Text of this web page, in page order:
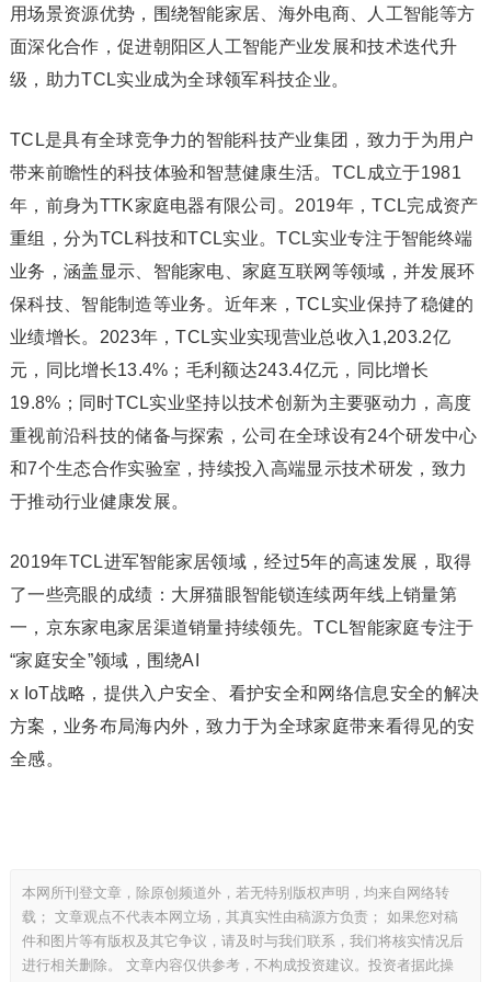
用场景资源优势，围绕智能家居、海外电商、人工智能等方
面深化合作，促进朝阳区人工智能产业发展和技术迭代升
级，助力TCL实业成为全球领军科技企业。
TCL是具有全球竞争力的智能科技产业集团，致力于为用户
带来前瞻性的科技体验和智慧健康生活。TCL成立于1981
年，前身为TTK家庭电器有限公司。2019年，TCL完成资产
重组，分为TCL科技和TCL实业。TCL实业专注于智能终端
业务，涵盖显示、智能家电、家庭互联网等领域，并发展环
保科技、智能制造等业务。近年来，TCL实业保持了稳健的
业绩增长。2023年，TCL实业实现营业总收入1,203.2亿
元，同比增长13.4%；毛利额达243.4亿元，同比增长
19.8%；同时TCL实业坚持以技术创新为主要驱动力，高度
重视前沿科技的储备与探索，公司在全球设有24个研发中心
和7个生态合作实验室，持续投入高端显示技术研发，致力
于推动行业健康发展。
2019年TCL进军智能家居领域，经过5年的高速发展，取得
了一些亮眼的成绩：大屏猫眼智能锁连续两年线上销量第
一，京东家电家居渠道销量持续领先。TCL智能家庭专注于
“家庭安全”领域，围绕AI
x IoT战略，提供入户安全、看护安全和网络信息安全的解决
方案，业务布局海内外，致力于为全球家庭带来看得见的安
全感。
本网所刊登文章，除原创频道外，若无特别版权声明，均来自网络转
载； 文章观点不代表本网立场，其真实性由稿源方负责； 如果您对稿
件和图片等有版权及其它争议，请及时与我们联系，我们将核实情况后
进行相关删除。 文章内容仅供参考，不构成投资建议。投资者据此操